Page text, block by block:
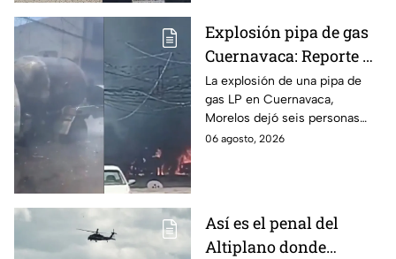
Explosión pipa de gas
Cuernavaca: Reporte de
víctimas tras estallido
en Morelos
La explosión de una pipa de
gas LP en Cuernavaca,
Morelos dejó seis personas
hospitalizadas. IMSS informó
06 agosto, 2026
Así es el penal del
Altiplano donde